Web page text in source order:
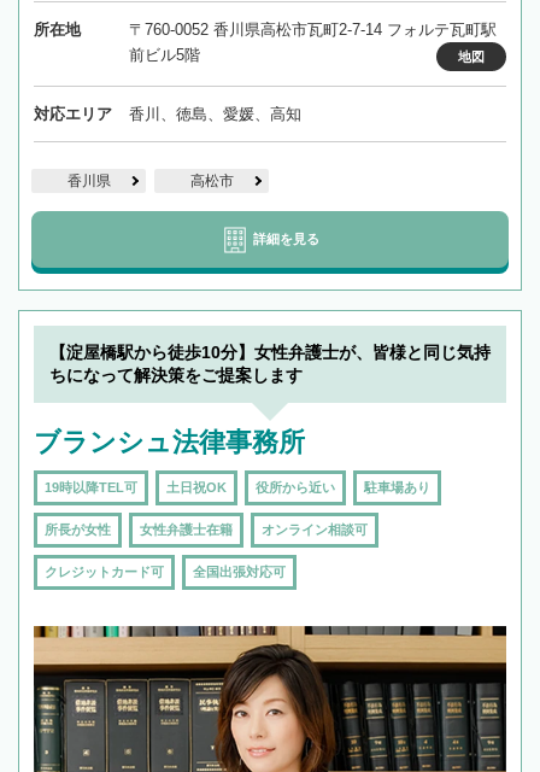
所在地
〒760-0052 香川県高松市瓦町2-7-14 フォルテ瓦町駅
前ビル5階
地図
対応エリア 香川、徳島、愛媛、高知
香川県 高松市
詳細を見る
【淀屋橋駅から徒歩10分】女性弁護士が、皆様と同じ気持
ちになって解決策をご提案します
ブランシュ法律事務所
19時以降TEL可 土日祝OK 役所から近い 駐車場あり
所長が女性 女性弁護士在籍 オンライン相談可
クレジットカード可 全国出張対応可